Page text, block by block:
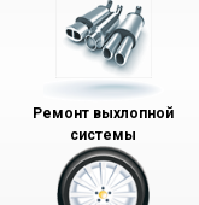
Ремонт выхлопной
системы